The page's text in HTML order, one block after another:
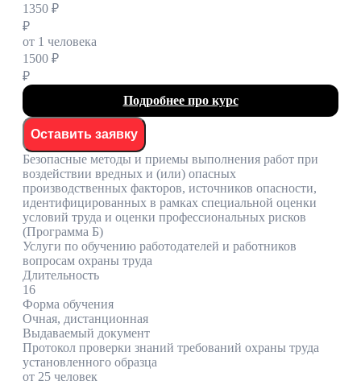
1350 ₽
₽
от 1 человека
1500 ₽
₽
Подробнее про курс
Оставить заявку
Безопасные методы и приемы выполнения работ при
воздействии вредных и (или) опасных
производственных факторов, источников опасности,
идентифицированных в рамках специальной оценки
условий труда и оценки профессиональных рисков
(Программа Б)
Услуги по обучению работодателей и работников
вопросам охраны труда
Длительность
16
Форма обучения
Очная, дистанционная
Выдаваемый документ
Протокол проверки знаний требований охраны труда
установленного образца
от 25 человек